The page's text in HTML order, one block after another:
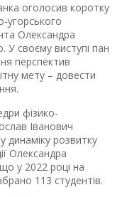
оголосив коротку
угорського
Олександра
У своєму виступі пан
перспектив
мету – довести
фізико-
Іванович
розвитку
Олександра
у 2022 році на
113 студентів.